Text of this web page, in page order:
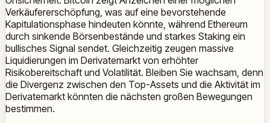
Verkäufererschöpfung, was auf eine bevorstehende
Kapitulationsphase hindeuten könnte, während Ethereum
durch sinkende Börsenbestände und starkes Staking ein
bullisches Signal sendet. Gleichzeitig zeugen massive
Liquidierungen im Derivatemarkt von erhöhter
Risikobereitschaft und Volatilität. Bleiben Sie wachsam, denn
die Divergenz zwischen den Top-Assets und die Aktivität im
Derivatemarkt könnten die nächsten großen Bewegungen
bestimmen.